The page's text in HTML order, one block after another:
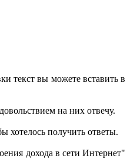
текст вы можете вставить в
на них отвечу.
хотелось получить ответы.
дохода в сети Интернет"